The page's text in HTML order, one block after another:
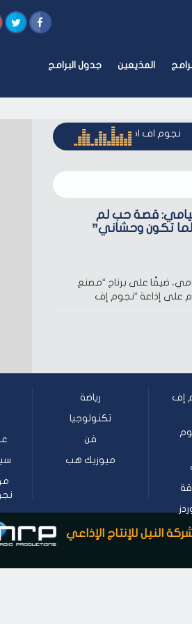
المذيعين جدول البرامج
نجوم اف ام - على كيفك نجوم اف ام
قصة حب لم
تكون وحشاني”
ضيفًا على برناج “مصنع
على إذاعة “نجوم إف
إف
رياضة
تكنولوجيا
فن
ميوزيك هب
النيل للإنتاج الإذاعي